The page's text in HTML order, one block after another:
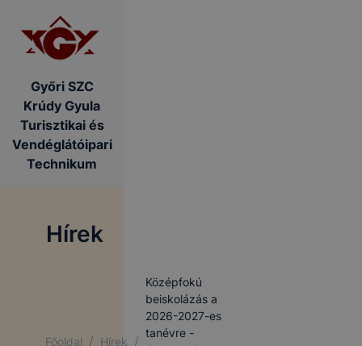
Győri SZC
Krúdy Gyula
Turisztikai és
Vendéglátóipari
Technikum
Hírek
Főoldal / Hírek /
Középfokú
beiskolázás a
2026-2027-es
tanévre -